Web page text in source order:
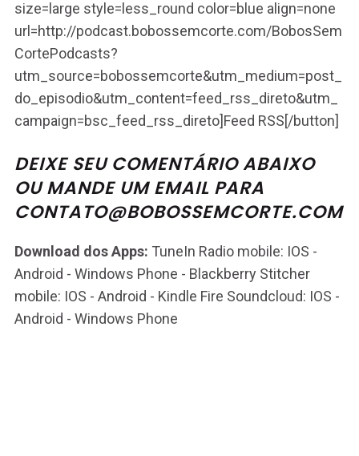
size=large style=less_round color=blue align=none
url=http://podcast.bobossemcorte.com/BobosSem
CortePodcasts?
utm_source=bobossemcorte&utm_medium=post_
do_episodio&utm_content=feed_rss_direto&utm_
campaign=bsc_feed_rss_direto]Feed RSS[/button]
DEIXE SEU COMENTÁRIO ABAIXO
OU MANDE UM EMAIL PARA
CONTATO@BOBOSSEMCORTE.COM
Download dos Apps: TuneIn Radio mobile: IOS -
Android - Windows Phone - Blackberry Stitcher
mobile: IOS - Android - Kindle Fire Soundcloud: IOS -
Android - Windows Phone